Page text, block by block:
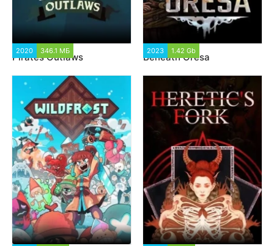
2020 346.1 МБ
Pirates Outlaws
2023 1.42 Gb
Beneath Oresa